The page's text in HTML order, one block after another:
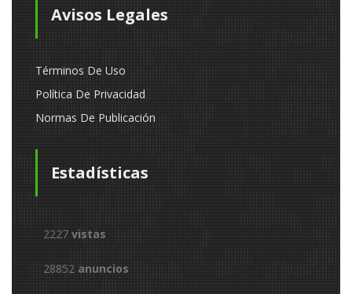
Avisos Legales
Términos De Uso
Política De Privacidad
Normas De Publicación
Estadísticas
2227 vistas
28852 anuncios